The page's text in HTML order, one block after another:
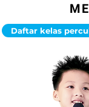
Daftar kelas